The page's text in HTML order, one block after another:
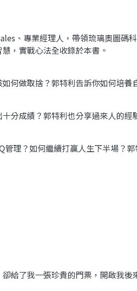
、專業經理人，帶領琉璃奧圖碼
，實戰心法全收錄於本書。
何做取捨？郭特利告訴你如何培養
分成績？郭特利也分享過來人的經
理？如何繼續打贏人生下半場？
給了我一張珍貴的門票，開啟我後